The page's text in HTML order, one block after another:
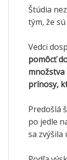
Štúdia
tým, že
Vedci
pomôcť
prínosy,
Predošlá
po jedle
sa